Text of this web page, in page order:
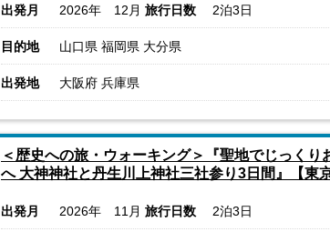
出発月 2026年 12月 旅行日数 2泊3日
目的地 山口県 福岡県 大分県
出発地 大阪府 兵庫県
＜歴史への旅・ウォーキング＞『聖地でじっく
へ 大神神社と丹生川上神社三社参り3日間』【東
出発月 2026年 11月 旅行日数 2泊3日